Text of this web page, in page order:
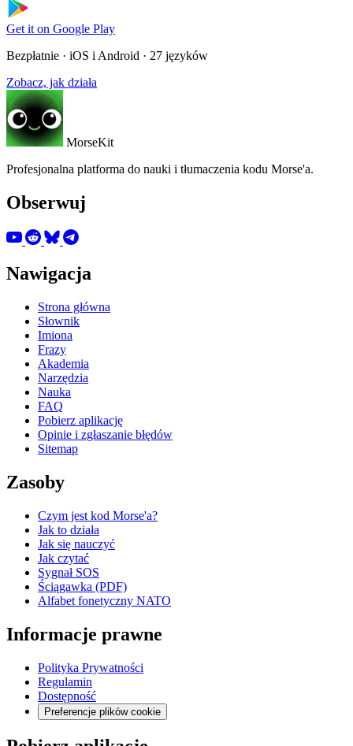
Get it on Google Play
Bezpłatnie · iOS i Android · 27 języków
Zobacz, jak działa
MorseKit
Profesjonalna platforma do nauki i tłumaczenia kodu Morse'a.
Obserwuj
Nawigacja
Strona główna
Słownik
Imiona
Frazy
Akademia
Narzędzia
Nauka
FAQ
Pobierz aplikację
Opinie i zgłaszanie błędów
Sitemap
Zasoby
Czym jest kod Morse'a?
Jak to działa
Jak się nauczyć
Jak czytać
Sygnał SOS
Ściągawka (PDF)
Alfabet fonetyczny NATO
Informacje prawne
Polityka Prywatności
Regulamin
Dostępność
Preferencje plików cookie